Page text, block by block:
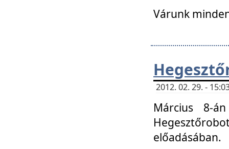
Várunk
2012. 02. 29. -
Március 8-
előadásában.